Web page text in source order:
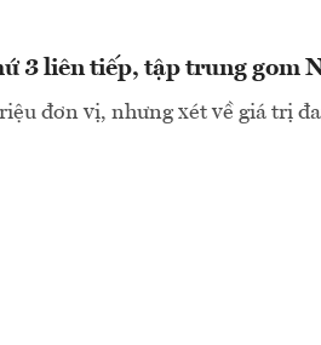
3 liên tiếp, tập trung gom
đơn vị, nhưng xét về giá trị